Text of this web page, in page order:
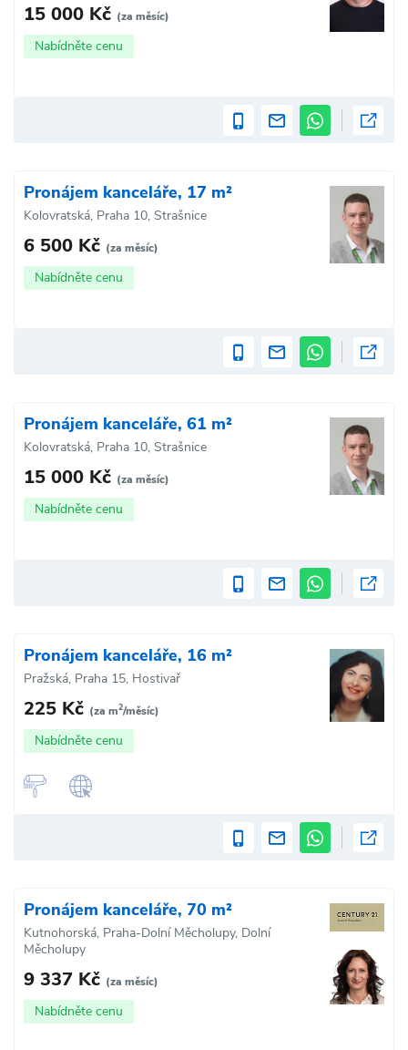
15 000 Kč (za měsíc)
Nabídněte cenu
Pronájem kanceláře, 17 m²
Kolovratská, Praha 10, Strašnice
6 500 Kč (za měsíc)
Nabídněte cenu
Pronájem kanceláře, 61 m²
Kolovratská, Praha 10, Strašnice
15 000 Kč (za měsíc)
Nabídněte cenu
Pronájem kanceláře, 16 m²
Pražská, Praha 15, Hostivař
225 Kč (za m2/měsíc)
Nabídněte cenu
Pronájem kanceláře, 70 m²
Kutnohorská, Praha-Dolní Měcholupy, Dolní
Měcholupy
9 337 Kč (za měsíc)
Nabídněte cenu